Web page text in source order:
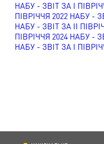
НАБУ - ЗВІТ ЗА I
ПІВРІЧЧЯ 2022 НАБУ -
НАБУ - ЗВІТ ЗА II
ПІВРІЧЧЯ 2024 НАБУ -
НАБУ - ЗВІТ ЗА I